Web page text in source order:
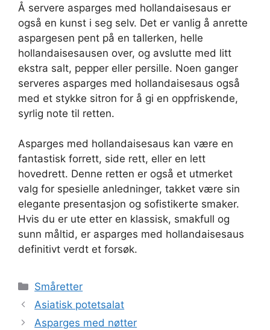
Å servere asparges med hollandaisesaus er
også en kunst i seg selv. Det er vanlig å anrette
aspargesen pent på en tallerken, helle
hollandaisesausen over, og avslutte med litt
ekstra salt, pepper eller persille. Noen ganger
serveres asparges med hollandaisesaus også
med et stykke sitron for å gi en oppfriskende,
syrlig note til retten.
Asparges med hollandaisesaus kan være en
fantastisk forrett, side rett, eller en lett
hovedrett. Denne retten er også et utmerket
valg for spesielle anledninger, takket være sin
elegante presentasjon og sofistikerte smaker.
Hvis du er ute etter en klassisk, smakfull og
sunn måltid, er asparges med hollandaisesaus
definitivt verdt et forsøk.
Kategorier
Småretter
Asiatisk potetsalat
Asparges med nøtter